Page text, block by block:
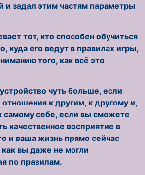
и задал этим частям параметры
тот, кто способен обучиться
куда его ведут в правилах игры,
того, как всё это
чуть больше, если
к другим, к другому и,
самому себе, если вы сможете
качественное восприятие в
и ваша жизнь прямо сейчас
как вы даже не могли
по правилам.